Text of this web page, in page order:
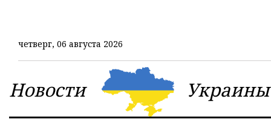
содержанию
четверг, 06 августа 2026
Новости Украины